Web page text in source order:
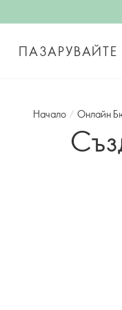
ПАЗАРУВАЙТЕ
Начало / Онлайн